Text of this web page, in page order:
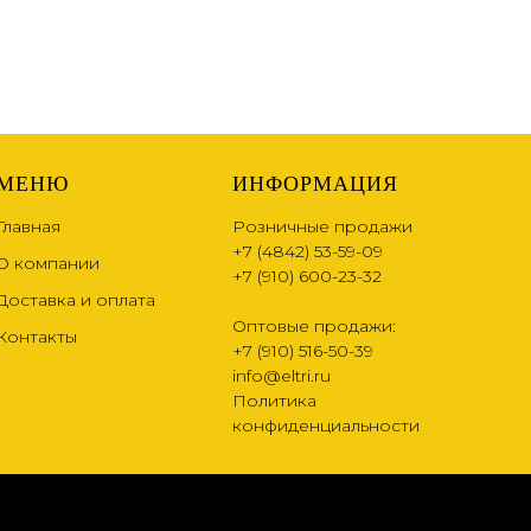
компании
и оплата
ИНФОРМАЦИЯ
Розничные продажи
+7 (4842) 53-59-09
+7 (910) 600-23-32
Оптовые продажи:
+7 (910) 516-50-39
info@eltri.ru
Политика
конфиденциальности